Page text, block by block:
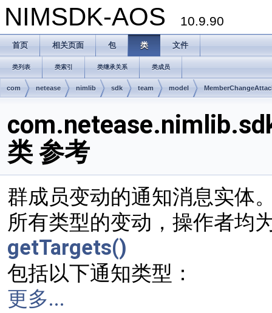
NIMSDK-AOS 10.9.90
首页 相关页面 包 类 文件
类列表 类索引 类继承关系 类成员
com netease nimlib sdk team model
类 参考
群成员变动的通知消息实体
所有类型的变动，操作者均
getTargets()
包括以下通知类型：
更多...